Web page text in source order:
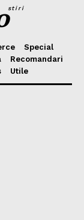
stiri
Special
Recomandari
Utile